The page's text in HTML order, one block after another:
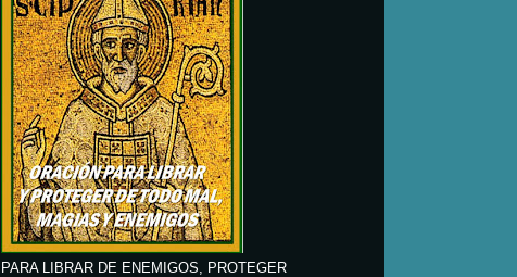
PARA LIBRAR DE ENEMIGOS, PROTEGER